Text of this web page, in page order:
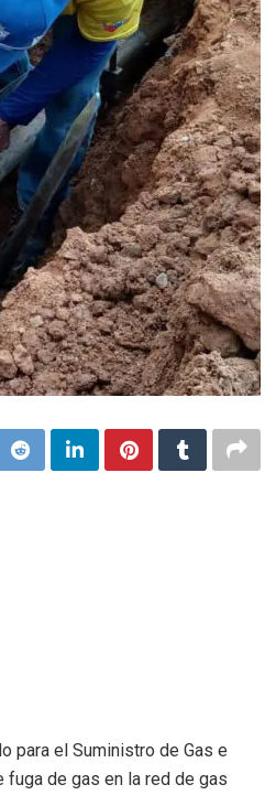
para el Suministro de Gas e
fuga de gas en la red de gas